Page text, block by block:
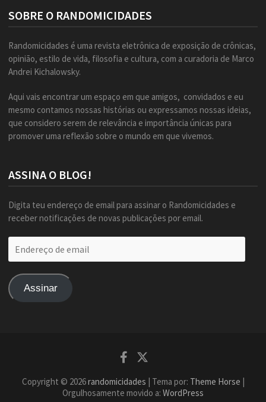
SOBRE O RANDOMICIDADES
Randomicidades é uma revista eletrônica de exposição de crônicas,
opinião, estilo de vida, filosofia e cultura, com a curadoria de Marco
Andrei Kichalowsky.
Aqui vais encontrar um espaço em que amigos, convidados e eu
mesmo contamos nossas histórias ou expressamos nossas ideias,
que considero serem de relevância e importância únicas para
promover uma reflexão sobre o mundo em que vivemos.
ASSINA O BLOG!
Digita teu endereço de email para assinar o Randomicidades e
receber notificações de novas publicações por email.
de
Assinar
Facebook
Copyright © 2026randomicidades | Tema por: Theme Horse
Orgulhosamente movido a: WordPress